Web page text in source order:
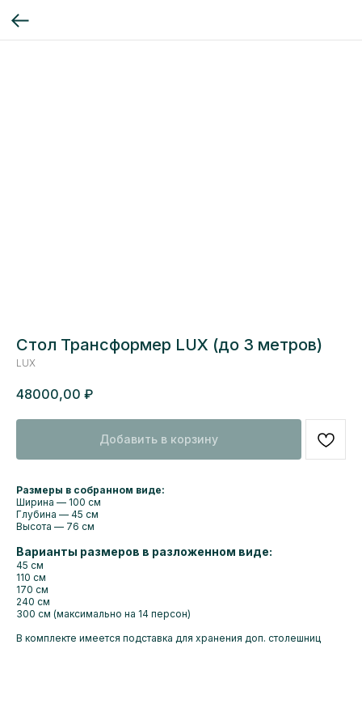
Стол Трансформер LUX (до 3 метров)
LUX
48000,00 ₽
Добавить в корзину
Размеры в собранном виде:
Ширина — 100 см
Глубина — 45 см
Высота — 76 см
Варианты размеров в разложенном виде:
45 см
110 см
170 см
240 см
300 см (максимально на 14 персон)
В комплекте имеется подставка для хранения доп. столешниц